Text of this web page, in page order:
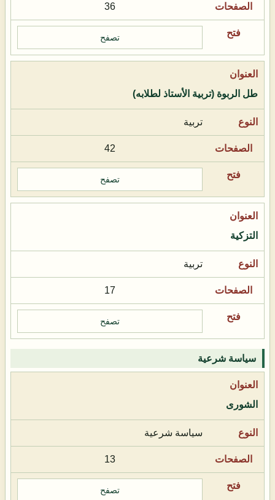
36
تصفح
طل الربوة (تربية الأستاذ لطلابه)
تربية
42
تصفح
التزكية
تربية
17
تصفح
سياسة شرعية
الشورى
سياسة شرعية
13
تصفح